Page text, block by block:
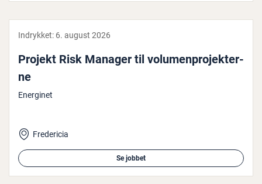
Indrykket: 6. august 2026
Projekt Risk Manager til vo­lu­men­pro­jek­ter­
ne
Energinet
Fredericia
Se jobbet